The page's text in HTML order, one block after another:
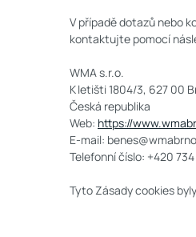
V případě dotazů nebo
kontaktujte pomocí
WMA s.r.o.
K letišti 1804/3, 627 00
Česká republika
Web: https://
E-mail: benes@
Telefonní číslo: +420
Tyto Zásady cookies